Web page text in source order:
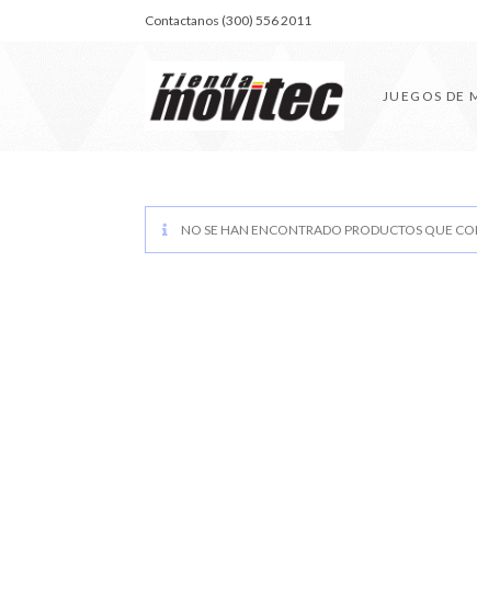
Contactanos (300) 556 2011
JUEGOS DE
NO SE HAN ENCONTRADO PRODUCTOS QUE